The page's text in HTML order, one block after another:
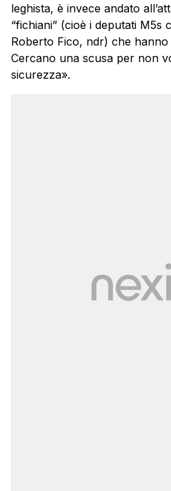
leghista, è invece andato
“fichiani” (cioè i deputati
Roberto Fico, ndr) che hanno
Cercano una scusa per non
sicurezza».